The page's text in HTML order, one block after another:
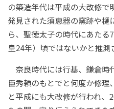
の築造年代は平成の大改修
発見された須恵器の窯跡や樋
ら、聖徳太子の時代にあた
皇24年）頃ではないかと推測
奈良時代には行基、鎌倉時
臣秀頼のもとでと何度か修理
と平成にも大改修が行われ